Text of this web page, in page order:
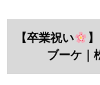
【卒業祝い
ブーケ｜